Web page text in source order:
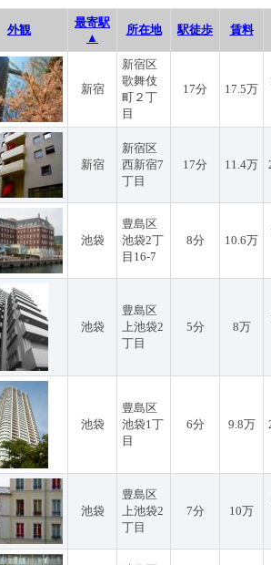
外観
最寄駅
▲
所在地 駅徒歩 賃料
新宿
新宿区
歌舞伎
町２丁
目
17分 17.5万
新宿
新宿区
西新宿7
丁目
17分 11.4万
池袋
豊島区
池袋2丁
目16-7
8分 10.6万
池袋
豊島区
上池袋2
丁目
5分 8万
池袋
豊島区
池袋1丁
目
6分 9.8万
池袋
豊島区
上池袋2
丁目
7分 10万